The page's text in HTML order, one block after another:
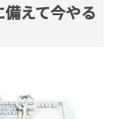
えて今やる